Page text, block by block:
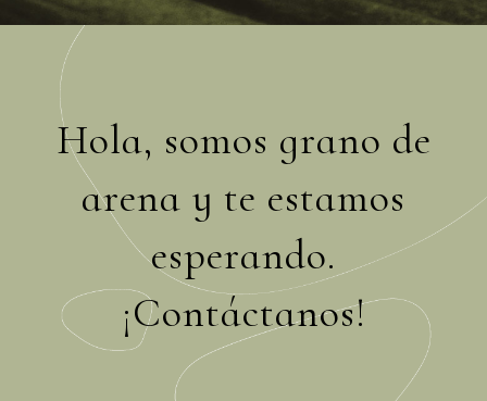
Hola, somos grano de
arena y te estamos
esperando.
¡Contáctanos!